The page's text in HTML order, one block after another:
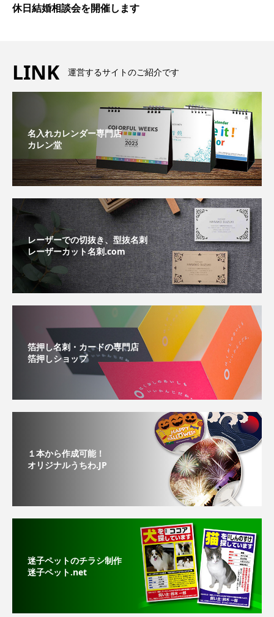
休日結婚相談会を開催します
LINK 運営するサイトのご紹介です
名入れカレンダー専門店
カレン堂
レーザーでの切抜き、型抜名刺
レーザーカット名刺.com
箔押し名刺・カードの専門店
箔押しショップ
１本から作成可能！
オリジナルうちわ.JP
迷子ペットのチラシ制作
迷子ペット.net